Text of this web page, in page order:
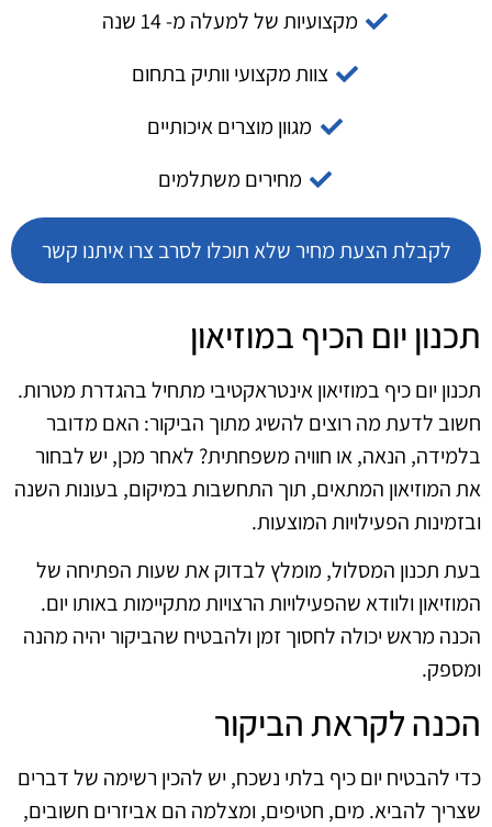
מקצועיות של למעלה מ- 14 שנה
צוות מקצועי וותיק בתחום
מגוון מוצרים איכותיים
מחירים משתלמים
לקבלת הצעת מחיר שלא תוכלו לסרב צרו איתנו קשר
תכנון יום הכיף במוזיאון
תכנון יום כיף במוזיאון אינטראקטיבי מתחיל בהגדרת מטרות.
חשוב לדעת מה רוצים להשיג מתוך הביקור: האם מדובר
בלמידה, הנאה, או חוויה משפחתית? לאחר מכן, יש לבחור
את המוזיאון המתאים, תוך התחשבות במיקום, בעונות השנה
ובזמינות הפעילויות המוצעות.
בעת תכנון המסלול, מומלץ לבדוק את שעות הפתיחה של
המוזיאון ולוודא שהפעילויות הרצויות מתקיימות באותו יום.
הכנה מראש יכולה לחסוך זמן ולהבטיח שהביקור יהיה מהנה
ומספק.
הכנה לקראת הביקור
כדי להבטיח יום כיף בלתי נשכח, יש להכין רשימה של דברים
שצריך להביא. מים, חטיפים, ומצלמה הם אביזרים חשובים,